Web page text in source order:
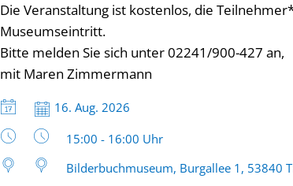
Die Veranstaltung ist kostenlos, die
Museumseintritt.
Bitte melden Sie sich unter 02241/900-427 an,
mit Maren Zimmermann
Datum:
16. Aug. 2026
Uhrzeit:
15:00 - 16:00 Uhr
Bilderbuchmuseum, Burgallee 1, 53840